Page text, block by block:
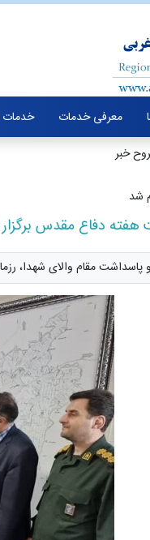
معرفی خدمات خدمات
خبر
شد
هفته دفاع مقدس
مقام والای شهدا،